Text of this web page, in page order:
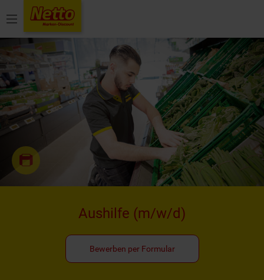
Menü
Aushilfe (m/w/d)
Bewerben per Formular